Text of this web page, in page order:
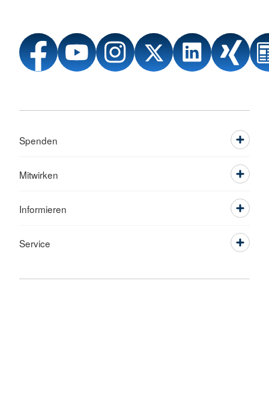
Spenden
Mitwirken
Informieren
Service